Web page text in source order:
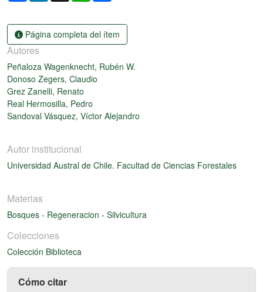
Página completa del ítem
Autores
Peñaloza Wagenknecht, Rubén W.
Donoso Zegers, Claudio
Grez Zanelli, Renato
Real Hermosilla, Pedro
Sandoval Vásquez, Víctor Alejandro
Autor institucional
Universidad Austral de Chile. Facultad de Ciencias Forestales
Materias
Bosques - Regeneracion - Silvicultura
Colecciones
Colección Biblioteca
Cómo citar